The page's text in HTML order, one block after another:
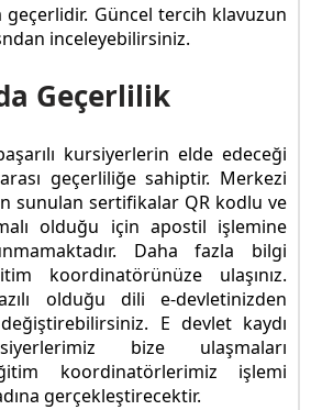
geçerlidir. Güncel tercih klavuzun
inceleyebilirsiniz.
Geçerlilik
kursiyerlerin elde edeceği
geçerliliğe sahiptir. Merkezi
sunulan sertifikalar QR kodlu ve
olduğu için apostil işlemine
Daha fazla bilgi
koordinatörünüze ulaşınız.
olduğu dili e-devletinizden
E devlet kaydı
bize ulaşmaları
koordinatörlerimiz işlemi
gerçekleştirecektir.